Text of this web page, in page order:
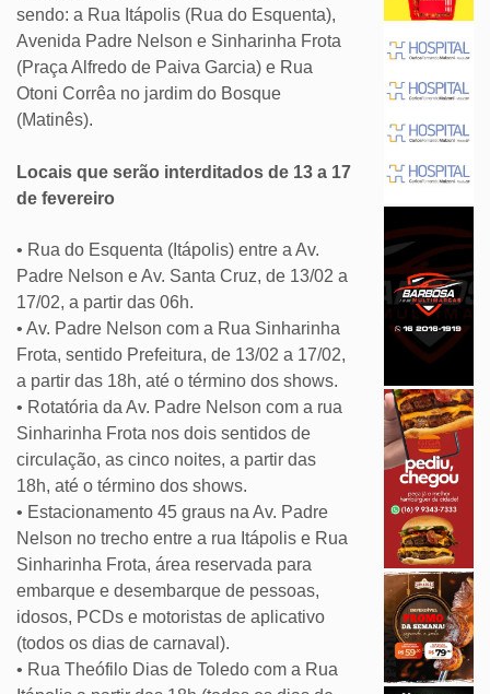
sendo: a Rua Itápolis (Rua do Esquenta),
Avenida Padre Nelson e Sinharinha Frota
(Praça Alfredo de Paiva Garcia) e Rua
Otoni Corrêa no jardim do Bosque
(Matinês).
Locais que serão interditados de 13 a 17
de fevereiro
• Rua do Esquenta (Itápolis) entre a Av.
Padre Nelson e Av. Santa Cruz, de 13/02 a
17/02, a partir das 06h.
• Av. Padre Nelson com a Rua Sinharinha
Frota, sentido Prefeitura, de 13/02 a 17/02,
a partir das 18h, até o término dos shows.
• Rotatória da Av. Padre Nelson com a rua
Sinharinha Frota nos dois sentidos de
circulação, as cinco noites, a partir das
18h, até o término dos shows.
• Estacionamento 45 graus na Av. Padre
Nelson no trecho entre a rua Itápolis e Rua
Sinharinha Frota, área reservada para
embarque e desembarque de pessoas,
idosos, PCDs e motoristas de aplicativo
(todos os dias de carnaval).
• Rua Theófilo Dias de Toledo com a Rua